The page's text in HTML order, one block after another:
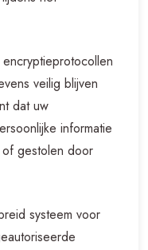
veilig blijven
dat uw
informatie
gestolen door
systeem voor